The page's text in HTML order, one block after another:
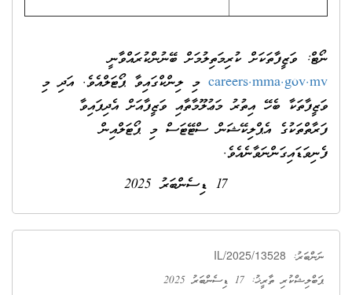
ނޯޓް: ވަޒީފާތަކަށް ކުރިމަތިލުމަށް ބޭނުންކުރައްވާނީ
careers.mma.gov.mv މި ލިންކްގައިވާ ޕޯޓަލްއެވެ. އަދި މި
ވަޒީފާތަކާ ބެހޭ އިތުރު މަޢުލޫމާތާއި ވަޒީފާއަށް އެދިފައިވާ
ފަރާތްތަކުގެ އެޕްލިކޭޝަން ސްޓޭޓަސް މި ޕޯޓަލްއިން
ފެނިވަޑައިގަންނަވާނެއެވެ.
17 ޑިސެންބަރު 2025
ނަންބަރު: IL/2025/13528
ޕަބްލިޝްކުރި ތާރީޚު: 17 ޑިސެންބަރު 2025